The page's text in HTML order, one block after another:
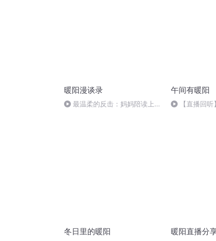
暖阳漫谈录
最温柔的反击：妈妈陪读上
午间有暖阳
【直播回
冬日里的暖阳 暖阳直播分